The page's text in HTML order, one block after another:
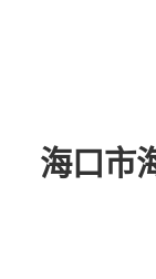
海口市